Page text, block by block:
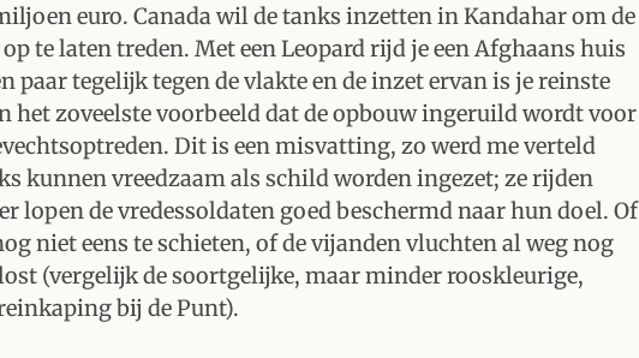
euro. Canada wil de tanks inzetten in Kandahar om de
te laten treden. Met een Leopard rijd je een Afghaans huis
paar tegelijk tegen de vlakte en de inzet ervan is je reinste
zoveelste voorbeeld dat de opbouw ingeruild wordt voor
Dit is een misvatting, zo werd me verteld
kunnen vreedzaam als schild worden ingezet; ze rijden
lopen de vredessoldaten goed beschermd naar hun doel. Of
niet eens te schieten, of de vijanden vluchten al weg nog
(vergelijk de soortgelijke, maar minder rooskleurige,
bij de Punt).